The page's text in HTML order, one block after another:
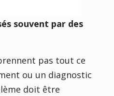
souvent par des
pas tout ce
ou un diagnostic
doit être